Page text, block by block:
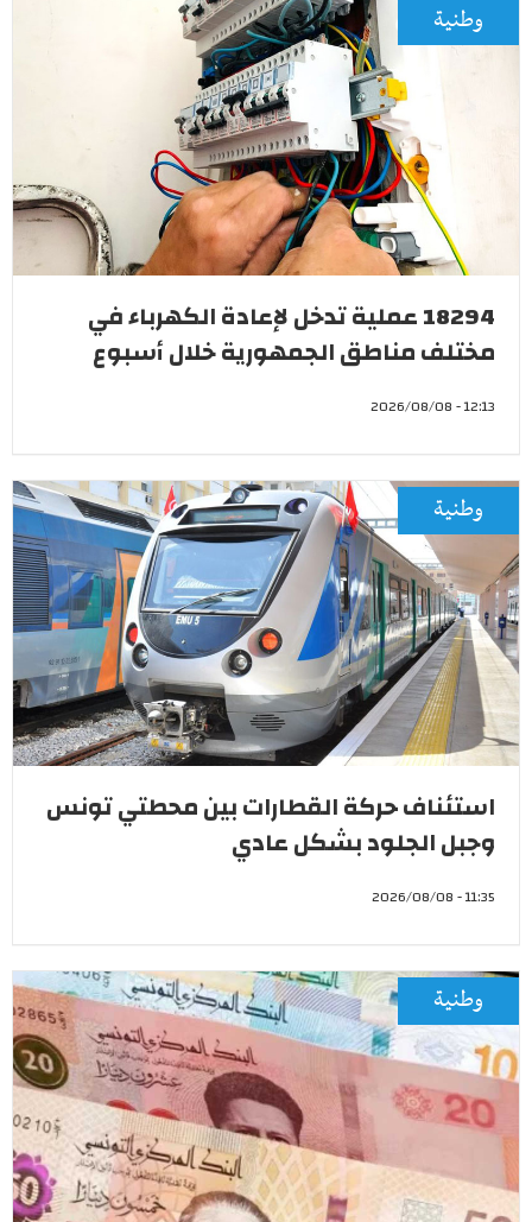
وطنية
18294 عملية تدخل لإعادة الكهرباء في
مختلف مناطق الجمهورية خلال أسبوع
12:13 - 2026/08/08
وطنية
استئناف حركة القطارات بين محطتي تونس
وجبل الجلود بشكل عادي
11:35 - 2026/08/08
وطنية